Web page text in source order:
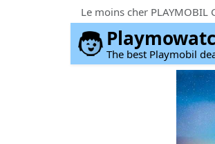
Le moins cher PLAYMOBIL
The best Playmobil